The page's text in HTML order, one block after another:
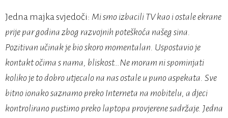
Jedna majka svjedoči: Mi smo izbacili TV kao i ostale ekrane
prije par godina zbog razvojnih poteškoća našeg sina.
Pozitivan učinak je bio skoro momentalan. Uspostavio je
kontakt očima s nama, bliskost…Ne moram ni spominjati
koliko je to dobro utjecalo na nas ostale u puno aspekata. Sve
bitno ionako saznamo preko Interneta na mobitelu, a djeci
kontrolirano pustimo preko laptopa provjerene sadržaje. Jedna